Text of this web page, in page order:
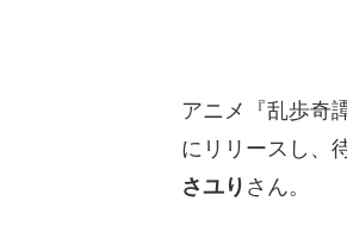
アニメ『乱歩奇
にリリースし、
さユり さん。